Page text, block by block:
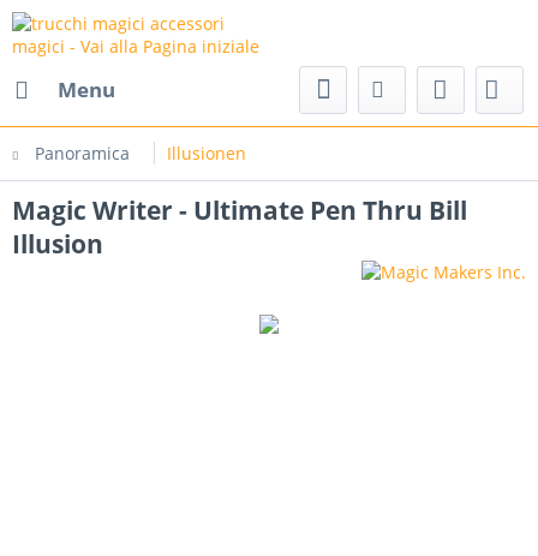
Menu
Panoramica Illusionen
accessori magici
Magic Writer - Ultimate Pen Thru Bill
Illusion